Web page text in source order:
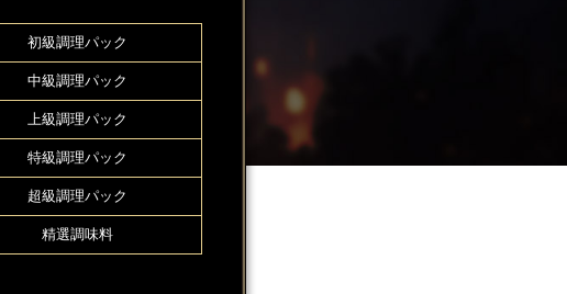
初級調理パック
中級調理パック
上級調理パック
特級調理パック
超級調理パック
精選調味料